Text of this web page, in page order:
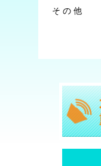
そ の 他